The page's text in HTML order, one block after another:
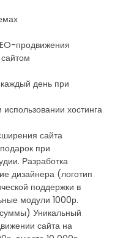
продвижения
день при
хостинга
сайта
при
Разработка
дизайнера (логотип
поддержки в
модули 1000р.
Уникальный
сайта на